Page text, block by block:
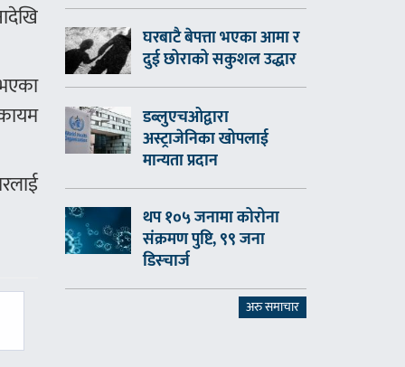
घरबाटै बेपत्ता भएका आमा र
दुई छोराको सकुशल उद्धार
डब्लुएचओद्वारा
अस्ट्राजेनिका खोपलाई
मान्यता प्रदान
थप १०५ जनामा कोरोना
संक्रमण पुष्टि, ९९ जना
डिस्चार्ज
अरु समाचार